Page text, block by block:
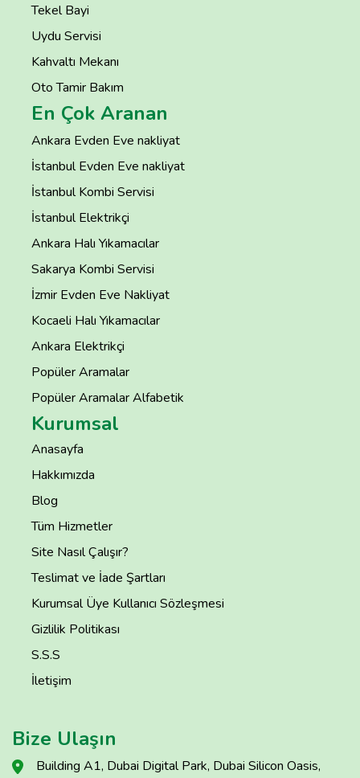
Tekel Bayi
Uydu Servisi
Kahvaltı Mekanı
Oto Tamir Bakım
En Çok Aranan
Ankara Evden Eve nakliyat
İstanbul Evden Eve nakliyat
İstanbul Kombi Servisi
İstanbul Elektrikçi
Ankara Halı Yıkamacılar
Sakarya Kombi Servisi
İzmir Evden Eve Nakliyat
Kocaeli Halı Yıkamacılar
Ankara Elektrikçi
Popüler Aramalar
Popüler Aramalar Alfabetik
Kurumsal
Anasayfa
Hakkımızda
Blog
Tüm Hizmetler
Site Nasıl Çalışır?
Teslimat ve İade Şartları
Kurumsal Üye Kullanıcı Sözleşmesi
Gizlilik Politikası
S.S.S
İletişim
Bize Ulaşın
Building A1, Dubai Digital Park, Dubai Silicon Oasis,